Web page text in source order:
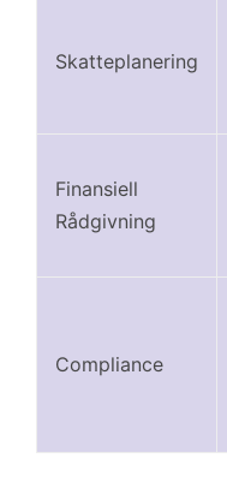
Skatteplanering
Finansiell
Rådgivning
Compliance